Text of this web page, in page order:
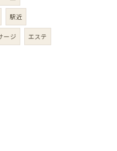
駅近
ージ エステ